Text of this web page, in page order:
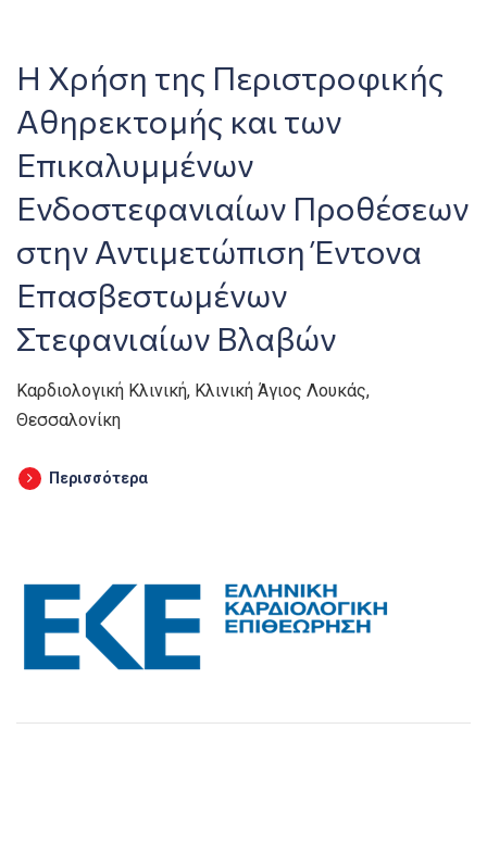
Η Χρήση της Περιστροφικής
Αθηρεκτομής και των
Επικαλυμμένων
Ενδοστεφανιαίων Προθέσεων
στην Αντιμετώπιση Έντονα
Επασβεστωμένων
Στεφανιαίων Βλαβών
Καρδιολογική Κλινική, Κλινική Άγιος Λουκάς,
Θεσσαλονίκη
Περισσότερα